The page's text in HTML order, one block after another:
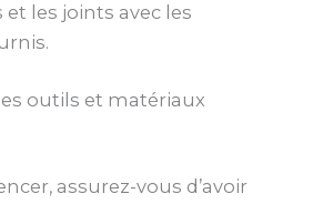
et les joints avec les
outils et matériaux
assurez-vous d’avoir